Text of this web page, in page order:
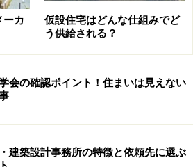
られつつあります。
。
タ自動車グループ）が開発・投入
いてご紹介することで、その点に
題や今後の動向についても書いて
ーカ
仮設住宅はどんな仕組みでど
う供給される？
会の確認ポイント！住まいは見えない
建築設計事務所の特徴と依頼先に選ぶ